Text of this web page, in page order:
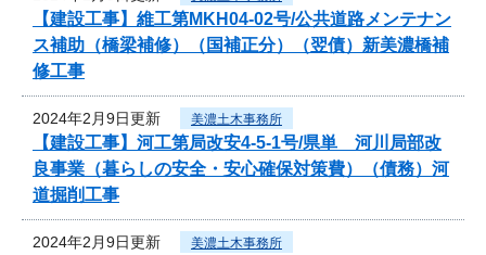
【建設工事】維工第MKH04-02号/公共道路メンテナン
ス補助（橋梁補修）（国補正分）（翌債）新美濃橋補
修工事
2024年2月9日更新 美濃土木事務所
【建設工事】河工第局改安4-5-1号/県単 河川局部改
良事業（暮らしの安全・安心確保対策費）（債務）河
道掘削工事
2024年2月9日更新 美濃土木事務所